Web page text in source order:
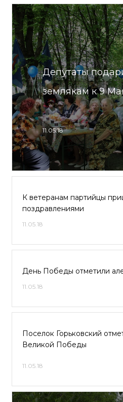
Депутаты
землякам к 9
11.05.18
К ветеранам партийцы
поздравлениями
11.05.18
День Победы отметили
11.05.18
Поселок Горьковский
Великой Победы
11.05.18